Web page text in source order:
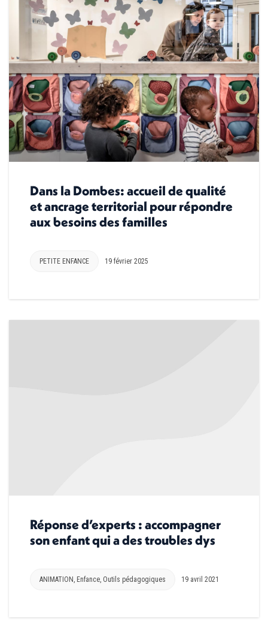
Dans la Dombes: accueil de qualité
et ancrage territorial pour répondre
aux besoins des familles
PETITE ENFANCE 19 février 2025
Réponse d’experts : accompagner
son enfant qui a des troubles dys
ANIMATION , Enfance, Outils pédagogiques 19 avril 2021